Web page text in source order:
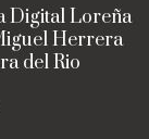
Digital Loreña
Herrera
del Rio